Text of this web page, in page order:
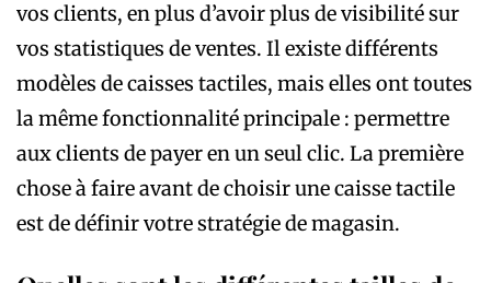
vos clients, en plus d’avoir plus de visibilité sur
vos statistiques de ventes. Il existe différents
modèles de caisses tactiles, mais elles ont toutes
la même fonctionnalité principale : permettre
aux clients de payer en un seul clic. La première
chose à faire avant de choisir une caisse tactile
est de définir votre stratégie de magasin.